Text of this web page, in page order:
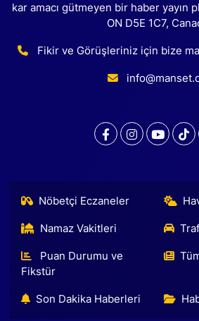
kar amacı gütmeyen bir haber yayın
ON D5E 1C7,
Fikir ve Görüşleriniz için bize
Nöbetçi Eczaneler
Namaz Vakitleri
Puan Durumu ve
Fikstür
Son Dakika Haberleri